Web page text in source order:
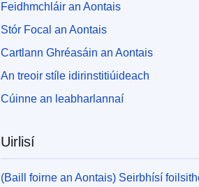
Feidhmchláir an Aontais
Stór Focal an Aontais
Cartlann Ghréasáin an Aontais
An treoir stíle idirinstitiúideach
Cúinne an leabharlannaí
Uirlisí
(Baill foirne an Aontais) Seirbhísí